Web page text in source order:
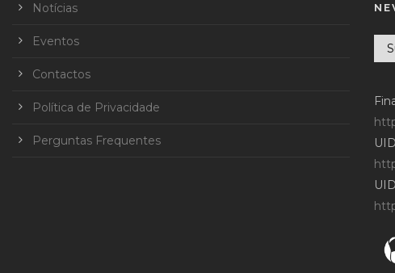
Notícias
Eventos
Contactos
Política de Privacidade
Perguntas Frequentes